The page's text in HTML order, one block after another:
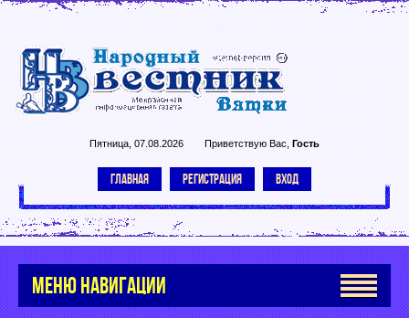
Пятница, 07.08.2026 Приветствую Вас Гость
ГЛАВНАЯ РЕГИСТРАЦИЯ ВХОД
МЕНЮ НАВИГАЦИИ